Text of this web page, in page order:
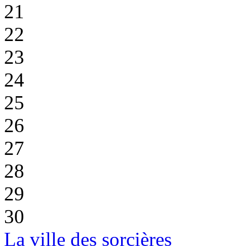
21
22
23
24
25
26
27
28
29
30
La ville des sorcières